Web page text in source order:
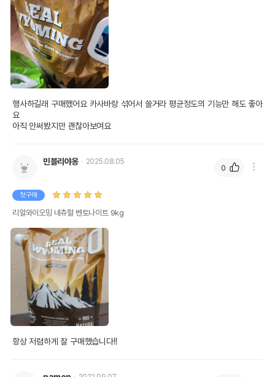
행사하길래 구매했어요 카사바랑 섞어서 쓸거라 평균정도의 기능만 해도 좋아
요
아직 안써봤지만 괜찮아보여요
민블리야옹 2025.08.05
첫구매
리얼와이오밍 네츄럴 벤토나이트 9kg
항상 저렴하게 잘 구매했습니다!!
0